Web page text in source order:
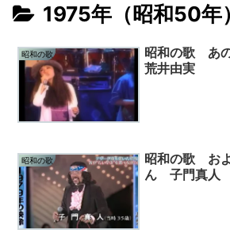
1975年（昭和50年）
昭和の歌
昭和の歌 あ
荒井由実
昭和の歌
昭和の歌 お
ん 子門真人